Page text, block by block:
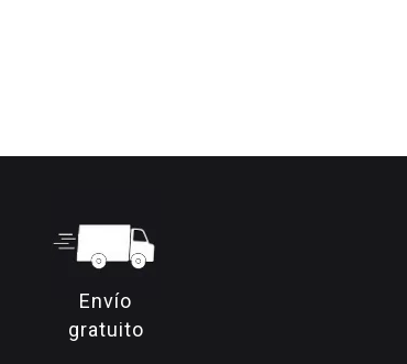
Envío
gratuito